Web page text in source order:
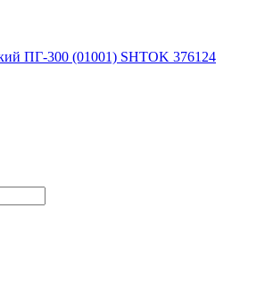
ПГ-300 (01001) SHTOK 376124